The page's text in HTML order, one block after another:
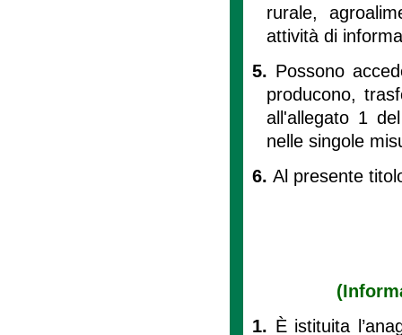
rurale,
attività di
5. Possono
producono,
all'allegato 1
nelle singole
6. Al presente
1. È istituita